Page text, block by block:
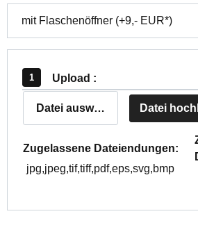
Upload :
Datei auswählen Datei
Zugelassene Dateiendungen:
jpg,jpeg,tif,tiff,pdf,eps,svg,bmp